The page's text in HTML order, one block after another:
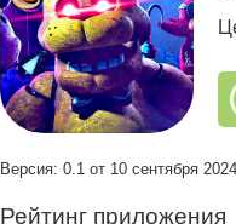
Версия: 0.1 от 10 сентября 2024
Рейтинг приложения